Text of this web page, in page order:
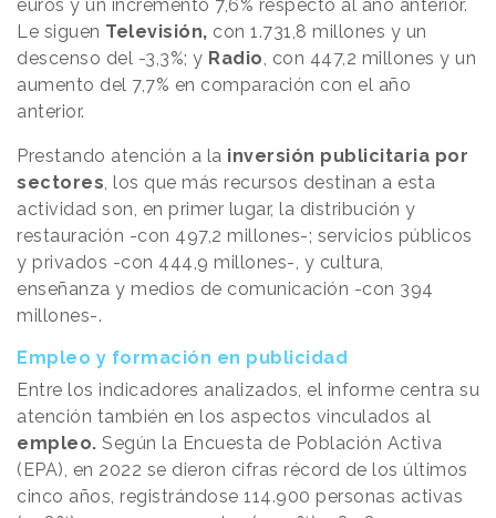
euros y un incremento 7,6% respecto al año anterior.
Le siguen Televisión, con 1.731,8 millones y un
descenso del -3,3%; y Radio, con 447,2 millones y un
aumento del 7,7% en comparación con el año
anterior.
Prestando atención a la inversión publicitaria por
sectores, los que más recursos destinan a esta
actividad son, en primer lugar, la distribución y
restauración -con 497,2 millones-; servicios públicos
y privados -con 444,9 millones-, y cultura,
enseñanza y medios de comunicación -con 394
millones-.
Empleo y formación en publicidad
Entre los indicadores analizados, el informe centra su
atención también en los aspectos vinculados al
empleo. Según la Encuesta de Población Activa
(EPA), en 2022 se dieron cifras récord de los últimos
cinco años, registrándose 114.900 personas activas